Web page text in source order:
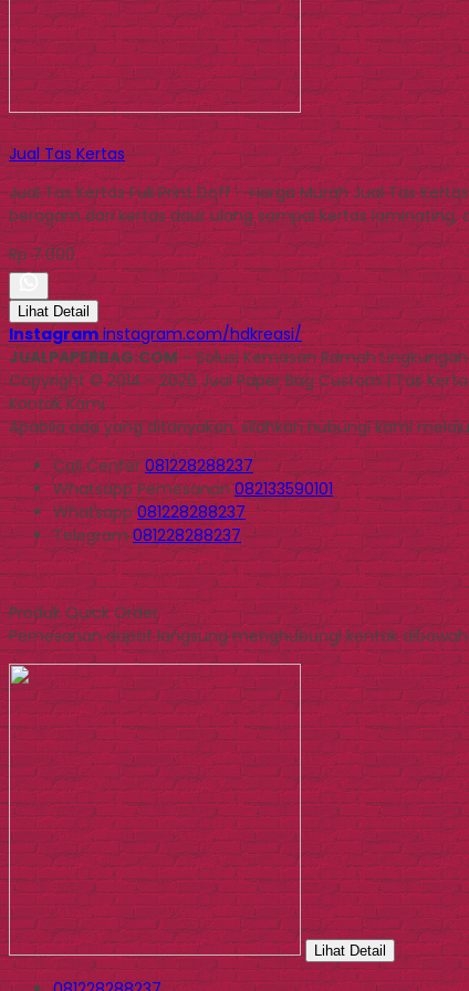
Jual Tas Kertas
Jual Tas Kertas Full Print Doff – Harga Murah Jual Tas
beragam dari kertas daur ulang sampai kertas
Rp 7.000
Lihat Detail
Instagram instagram.com/hdkreasi/
JUALPAPERBAG.COM- Solusi Kemasan Ramah Lingkungan
Copyright © 2014 - 2026 Jual Paper Bag Custom | Tas
Kontak Kami
Apabila ada yang ditanyakan, silahkan hubungi kami
Call Center081228288237
WhatsappPemesanan 082133590101
Whatsapp081228288237
Telegram081228288237
Produk Quick Order
Pemesanan dapat langsung menghubungi kontak
Lihat Detail